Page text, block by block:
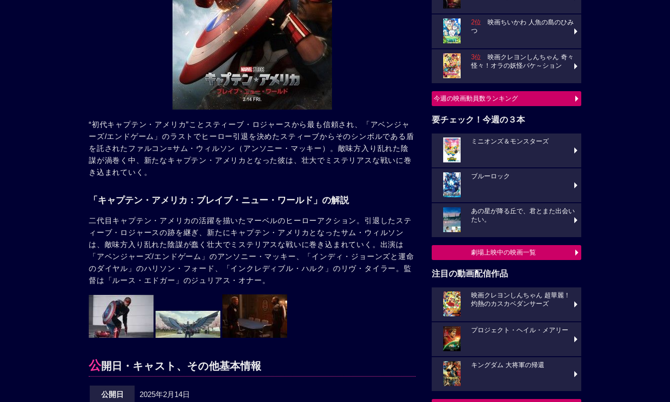
“初代キャプテン・アメリカ”ことスティーブ・ロジャースから最も信頼され、「アベンジャ
ーズ/エンドゲーム」のラストでヒーロー引退を決めたスティーブからそのシンボルである盾
を託されたファルコン=サム・ウィルソン（アンソニー・マッキー）。敵味方入り乱れた陰
謀が渦巻く中、新たなキャプテン・アメリカとなった彼は、壮大でミステリアスな戦いに巻
き込まれていく。
「キャプテン・アメリカ：ブレイブ・ニュー・ワールド」の解説
二代目キャプテン・アメリカの活躍を描いたマーベルのヒーローアクション。引退したステ
ィーブ・ロジャースの跡を継ぎ、新たにキャプテン・アメリカとなったサム・ウィルソン
は、敵味方入り乱れた陰謀が蠢く壮大でミステリアスな戦いに巻き込まれていく。出演は
「アベンジャーズ/エンドゲーム」のアンソニー・マッキー、「インディ・ジョーンズと運命
のダイヤル」のハリソン・フォード、「インクレディブル・ハルク」のリヴ・タイラー。監
督は「ルース・エドガー」のジュリアス・オナー。
公開日・キャスト、その他基本情報
公開日 2025年2月14日
2位 映画ちいかわ 人魚の島のひみ
つ
3位 映画クレヨンしんちゃん 奇々
怪々！オラの妖怪バケ～ション
今週の映画動員数ランキング
要チェック！今週の３本
ミニオンズ＆モンスターズ
ブルーロック
あの星が降る丘で、君とまた出会い
たい。
劇場上映中の映画一覧
注目の動画配信作品
映画クレヨンしんちゃん 超華麗！
灼熱のカスカベダンサーズ
プロジェクト・ヘイル・メアリー
キングダム 大将軍の帰還